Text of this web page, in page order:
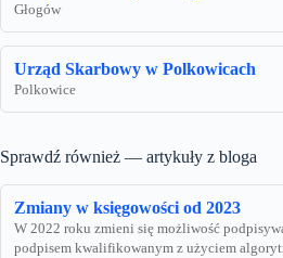
Głogów
Urząd Skarbowy w Polkowicach
Polkowice
Sprawdź również — artykuły z bloga
Zmiany w księgowości od 2023
W 2022 roku zmieni się możliwość
podpisem kwalifikowanym z użyciem